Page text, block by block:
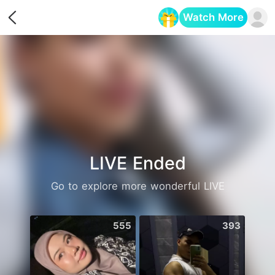
Watch More
LIVE Ended
Go to explore more wonderful LIVE
555 393